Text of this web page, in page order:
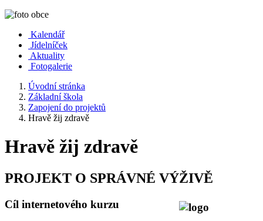
Kalendář
Jídelníček
Aktuality
Fotogalerie
Úvodní stránka
Základní škola
Zapojení do projektů
Hravě žij zdravě
Hravě žij zdravě
PROJEKT O SPRÁVNÉ VÝŽIVĚ
Cíl internetového kurzu